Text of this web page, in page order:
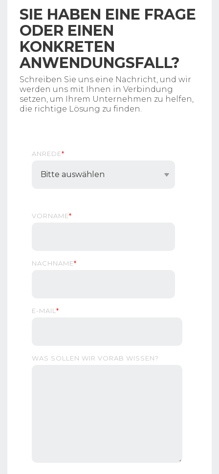
SIE HABEN EINE FRAGE
ODER EINEN
KONKRETEN
ANWENDUNGSFALL?
Schreiben Sie uns eine Nachricht, und wir
werden uns mit Ihnen in Verbindung
setzen, um Ihrem Unternehmen zu helfen,
die richtige Lösung zu finden.
ANREDE*
VORNAME*
NACHNAME*
E-MAIL*
WAS SOLLEN WIR VORAB WISSEN?